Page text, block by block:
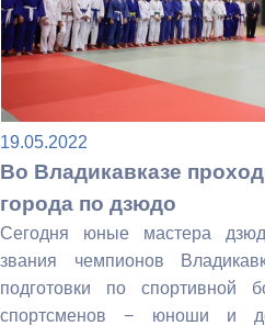
19.05.2022
Во Владикавказе
города по дзюдо
Сегодня юные мастера
звания чемпионов
подготовки по
спортсменов − юноши и